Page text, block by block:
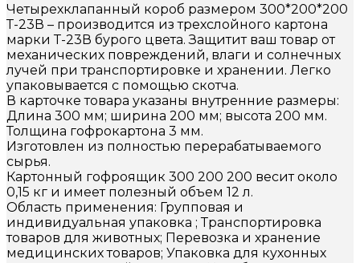
Четырехклапанный короб размером 300*200*200
Т-23В – производится из трехслойного картона
марки Т-23В бурого цвета. Защитит ваш товар от
механических повреждений, влаги и солнечных
лучей при транспортировке и хранении. Легко
упаковывается с помощью скотча.
В карточке товара указаны внутренние размеры:
Длина 300 мм; ширина 200 мм; высота 200 мм.
Толщина гофрокартона 3 мм.
Изготовлен из полностью перерабатываемого
сырья.
Картонный гофроящик 300 200 200 весит около
0,15 кг и имеет полезный объем 12 л.
Область применения: Групповая и
индивидуальная упаковка ; Транспортировка
товаров для животных; Перевозка и хранение
медицинских товаров; Упаковка для кухонных